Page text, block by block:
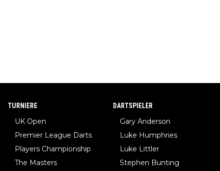
TURNIERE
UK Open
Premier League Darts
Players Championship
The Masters
DARTSPIELER
Gary Anderson
Luke Humphries
Luke Littler
Stephen Bunting